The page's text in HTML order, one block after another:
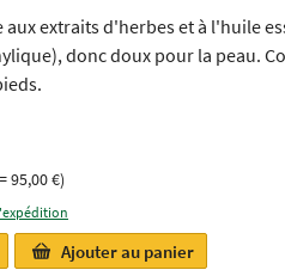
extraits d'herbes et à l'huile
donc doux pour la peau.
95,00 €)
Ajouter au panier